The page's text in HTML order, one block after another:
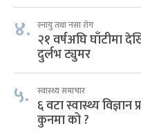
४. स्नायु तथा नसा रोग
२१ वर्षअघि घाँटीमा
दुर्लभ ट्युमर
५. स्वास्थ्य समाचार
६ वटा स्वास्थ्य
कुनमा को ?